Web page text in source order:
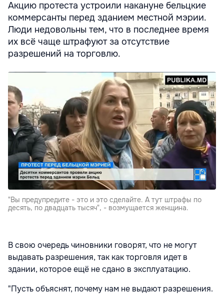
Акцию протеста устроили накануне бельцкие
коммерсанты перед зданием местной мэрии.
Люди недовольны тем, что в последнее время
их всё чаще штрафуют за отсутствие
разрешений на торговлю.
"Вы предупредите - это и это сделайте. А тут штрафы по
десять, по двадцать тысяч", - возмущается женщина.
В свою очередь чиновники говорят, что не могут
выдавать разрешения, так как торговля идет в
здании, которое ещё не сдано в эксплуатацию.
"Пусть объяснят, почему нам не выдают разрешения.